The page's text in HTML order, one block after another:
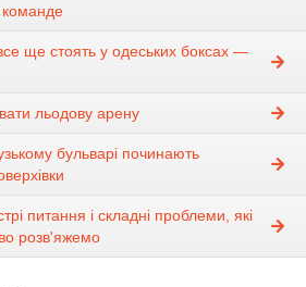
команде
ще стоять у одеських боксах —
льодову арену
бульварі починають
питання і складні проблеми, які
розв'яжемо